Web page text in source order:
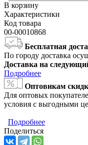
В корзину
Характеристики
Код товара
00-00010868
Бесплатная
По городу доставка
Доставка на
Подробнее
Оптовикам
Для оптовых
условия с выгодными
Подробнее
Поделиться